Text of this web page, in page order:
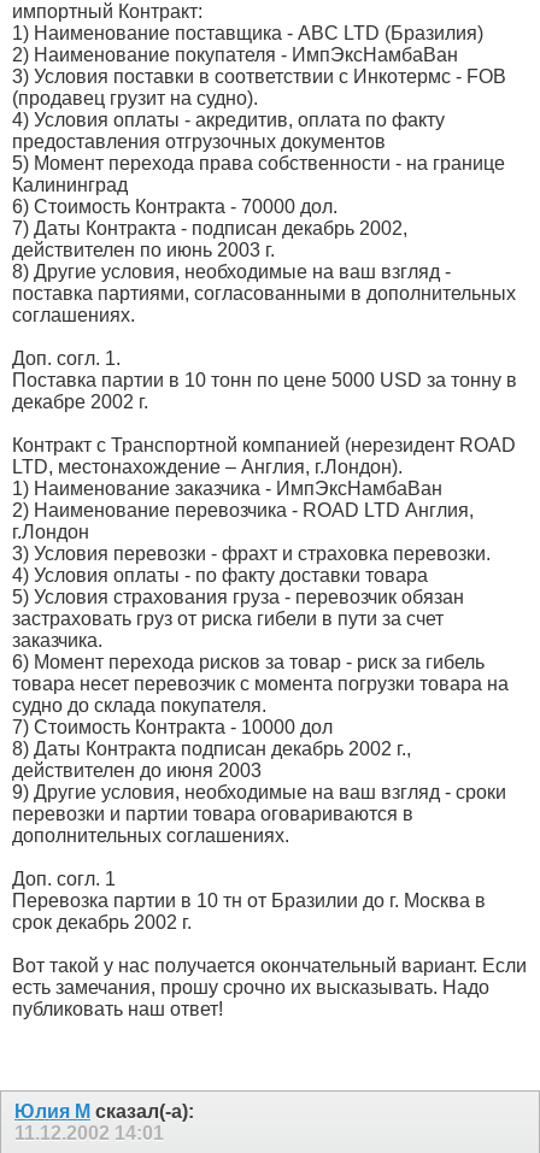
импортный Контракт:
1) Наименование поставщика - ABC LTD (Бразилия)
2) Наименование покупателя - ИмпЭксНамбаВан
3) Условия поставки в соответствии с Инкотермс - FOB
(продавец грузит на судно).
4) Условия оплаты - акредитив, оплата по факту
предоставления отгрузочных документов
5) Момент перехода права собственности - на границе
Калининград
6) Стоимость Контракта - 70000 дол.
7) Даты Контракта - подписан декабрь 2002,
действителен по июнь 2003 г.
8) Другие условия, необходимые на ваш взгляд -
поставка партиями, согласованными в дополнительных
соглашениях.
Доп. согл. 1.
Поставка партии в 10 тонн по цене 5000 USD за тонну в
декабре 2002 г.
Контракт с Транспортной компанией (нерезидент ROAD
LTD, местонахождение – Англия, г.Лондон).
1) Наименование заказчика - ИмпЭксНамбаВан
2) Наименование перевозчика - ROAD LTD Англия,
г.Лондон
3) Условия перевозки - фрахт и страховка перевозки.
4) Условия оплаты - по факту доставки товара
5) Условия страхования груза - перевозчик обязан
застраховать груз от риска гибели в пути за счет
заказчика.
6) Момент перехода рисков за товар - риск за гибель
товара несет перевозчик с момента погрузки товара на
судно до склада покупателя.
7) Стоимость Контракта - 10000 дол
8) Даты Контракта подписан декабрь 2002 г.,
действителен до июня 2003
9) Другие условия, необходимые на ваш взгляд - сроки
перевозки и партии товара оговариваются в
дополнительных соглашениях.
Доп. согл. 1
Перевозка партии в 10 тн от Бразилии до г. Москва в
срок декабрь 2002 г.
Вот такой у нас получается окончательный вариант. Если
есть замечания, прошу срочно их высказывать. Надо
публиковать наш ответ!
Юлия М сказал(-а):
11.12.2002 14:01